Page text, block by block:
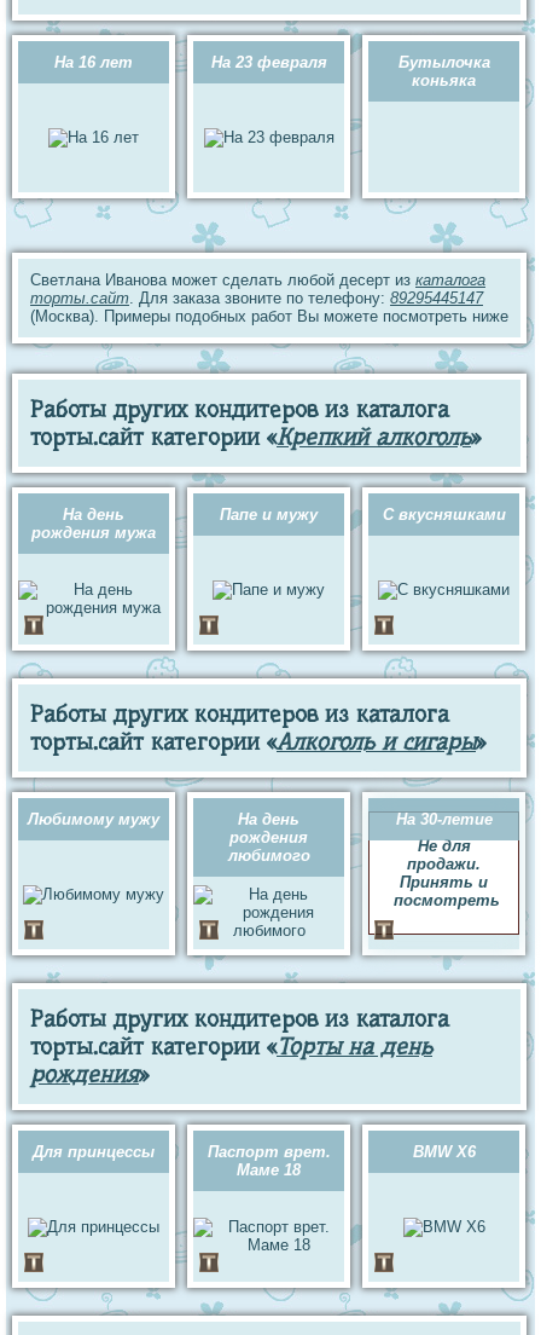
На 16 лет На 23 февраля
Бутылочка
коньяка
Светлана Иванова может сделать любой десерт из каталога
торты.сайт . Для заказа звоните по телефону: 89295445147
(Москва). Примеры подобных работ Вы можете посмотреть ниже
Работы других кондитеров из каталога
торты.сайт категории «Крепкий алкоголь»
На день
рождения мужа
Папе и мужу С вкусняшками
Работы других кондитеров из каталога
торты.сайт категории «Алкоголь и сигары»
Любимому мужу
На день
рождения
любимого
На 30-летие
Не для
продажи.
Принять и
посмотреть
Работы других кондитеров из каталога
торты.сайт категории «Торты на день
рождения»
Для принцессы
Паспорт врет.
Маме 18
BMW X6